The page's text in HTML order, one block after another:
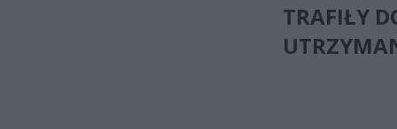
TRAFIŁY